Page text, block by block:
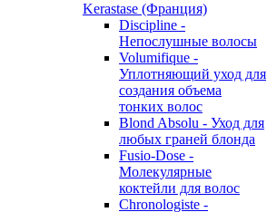
Kerastase (Франция)
Discipline -
Непослушные волосы
Volumifique -
Уплотняющий уход для
создания объема
тонких волос
Blond Absolu - Уход для
любых граней блонда
Fusio-Dose -
Молекулярные
коктейли для волос
Chronologiste -